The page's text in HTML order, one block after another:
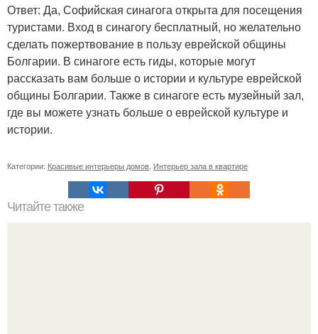
Ответ: Да, Софийская синагога открыта для посещения
туристами. Вход в синагогу бесплатный, но желательно
сделать пожертвование в пользу еврейской общины
Болгарии. В синагоге есть гиды, которые могут
рассказать вам больше о истории и культуре еврейской
общины Болгарии. Также в синагоге есть музейный зал,
где вы можете узнать больше о еврейской культуре и
истории.
Категории: Красивые интерьеры домов Интерьер зала в квартире
Читайте также